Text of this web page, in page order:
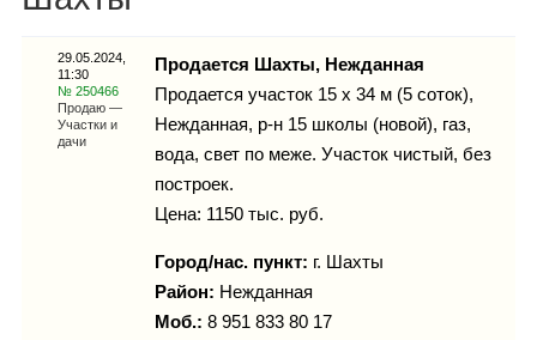
Инфо
29.05.2024,
11:30
№ 250466
Продаю —
Участки и
дачи
Продается Шахты, Нежданная
Продается участок 15 х 34 м (5 соток),
Нежданная, р-н 15 школы (новой), газ,
вода, свет по меже. Участок чистый, без
построек.
Цена: 1150 тыс. руб.
Город/нас. пункт: г. Шахты
Район: Нежданная
Моб.: 8 951 833 80 17